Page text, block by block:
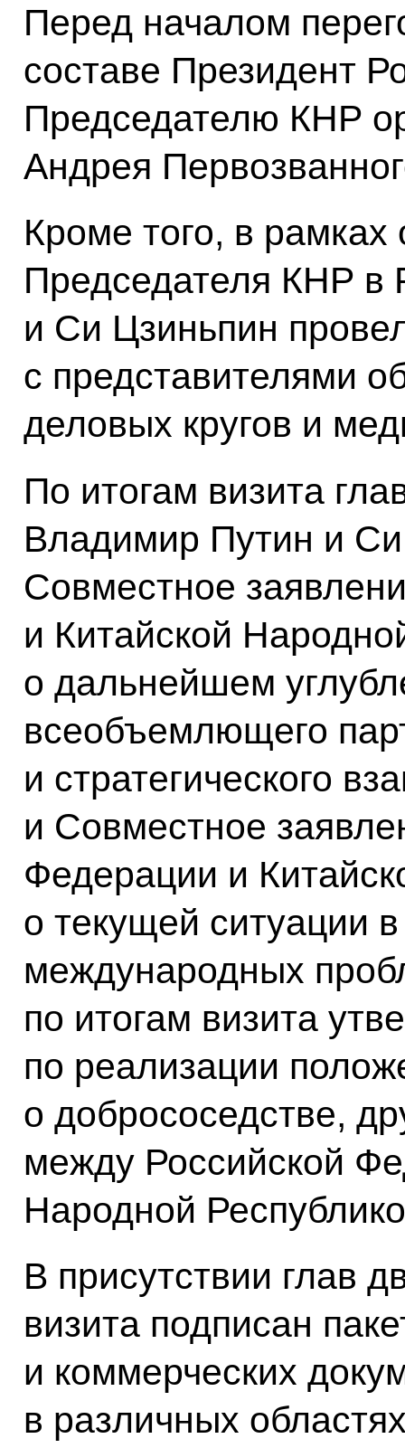
Перед началом
составе Президент
Председателю КНР
Андрея
Кроме того, в
Председателя КНР в
и Си Цзиньпин
с представителями
деловых кругов и
По итогам визита
Владимир Путин и
Совместное
и Китайской
о дальнейшем
всеобъемлющего
и стратегического
и Совместное
Федерации и
о текущей ситуации
международных
по итогам визита
по реализации
о добрососедстве,
между Российской
Народной
В присутствии глав
визита подписан
и коммерческих
в различных